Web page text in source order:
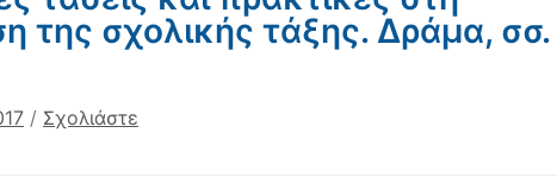
της σχολικής τάξης. Δράμα, σσ.
/ Σχολιάστε